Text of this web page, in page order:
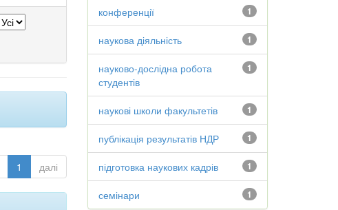
1 далі
1
конференції
1
наукова діяльність
1
науково-дослідна робота
студентів
1
наукові школи факультетів
1
публікація результатів НДР
1
підготовка наукових кадрів
1
семінари